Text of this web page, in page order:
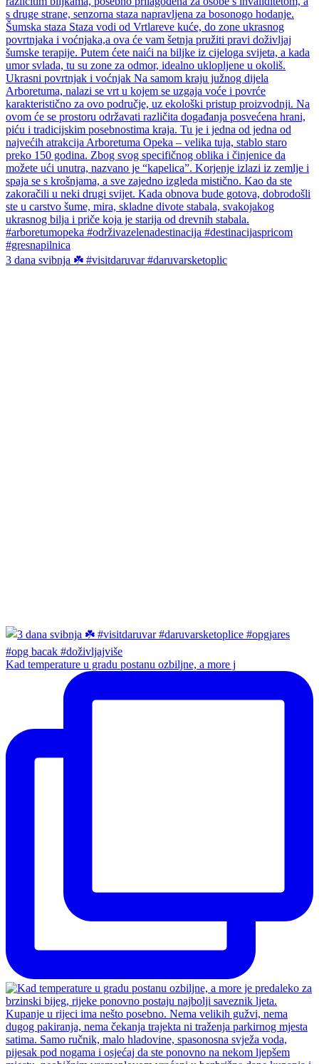
3 dana svibnja ☘️ #visitdaruvar #daruvarsketoplic
Kad temperature u gradu postanu ozbiljne, a more j